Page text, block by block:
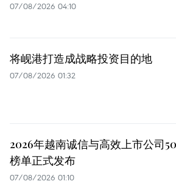
07/08/2026 04:10
将岘港打造成战略投资目的地
07/08/2026 01:32
2026年越南诚信与高效上市公司
榜单正式发布
07/08/2026 01:10